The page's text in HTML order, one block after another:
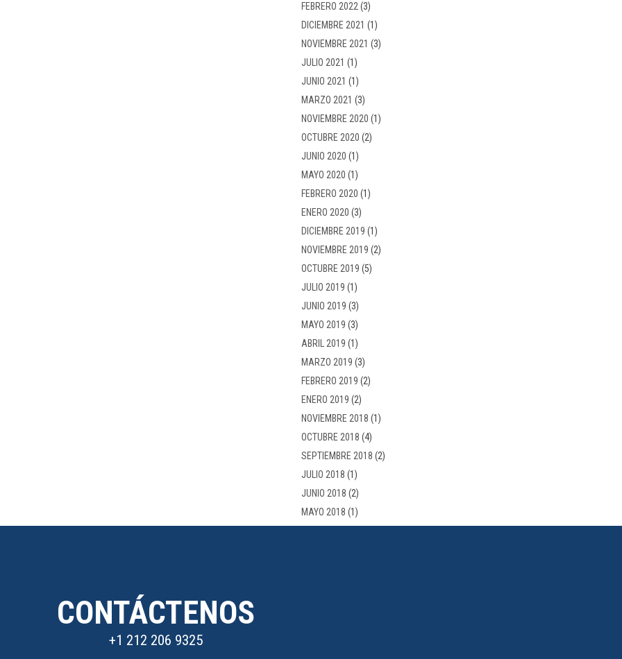
FEBRERO 2022 (3)
DICIEMBRE 2021 (1)
NOVIEMBRE 2021 (3)
JULIO 2021 (1)
JUNIO 2021 (1)
MARZO 2021 (3)
NOVIEMBRE 2020 (1)
OCTUBRE 2020 (2)
JUNIO 2020 (1)
MAYO 2020 (1)
FEBRERO 2020 (1)
ENERO 2020 (3)
DICIEMBRE 2019 (1)
NOVIEMBRE 2019 (2)
OCTUBRE 2019 (5)
JULIO 2019 (1)
JUNIO 2019 (3)
MAYO 2019 (3)
ABRIL 2019 (1)
MARZO 2019 (3)
FEBRERO 2019 (2)
ENERO 2019 (2)
NOVIEMBRE 2018 (1)
OCTUBRE 2018 (4)
SEPTIEMBRE 2018 (2)
JULIO 2018 (1)
JUNIO 2018 (2)
MAYO 2018 (1)
CONTÁCTENOS
+1 212 206 9325